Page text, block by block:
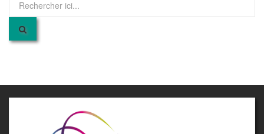
pour